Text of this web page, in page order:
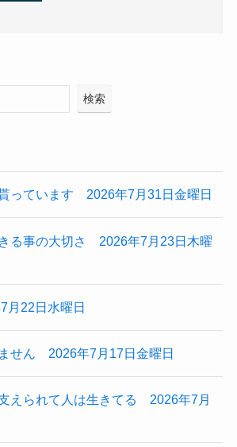
検索
っています 2026年7月31日金曜日
る事の大切さ 2026年7月23日木曜
22日水曜日
せん 2026年7月17日金曜日
えられて人は生きてる 2026年7月